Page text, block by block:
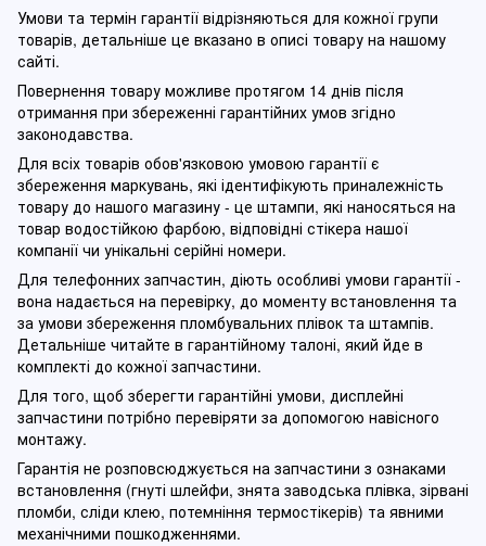
Умови та термін гарантії відрізняються для кожної групи
товарів, детальніше це вказано в описі товару на нашому
сайті.
Повернення товару можливе протягом 14 днів після
отримання при збереженні гарантійних умов згідно
законодавства.
Для всіх товарів обов'язковою умовою гарантії є
збереження маркувань, які ідентифікують приналежність
товару до нашого магазину - це штампи, які наносяться на
товар водостійкою фарбою, відповідні стікера нашої
компанії чи унікальні серійні номери.
Для телефонних запчастин, діють особливі умови гарантії -
вона надається на перевірку, до моменту встановлення та
за умови збереження пломбувальних плівок та штампів.
Детальніше читайте в гарантійному талоні, який йде в
комплекті до кожної запчастини.
Для того, щоб зберегти гарантійні умови, дисплейні
запчастини потрібно перевіряти за допомогою навісного
монтажу.
Гарантія не розповсюджується на запчастини з ознаками
встановлення (гнуті шлейфи, знята заводська плівка, зірвані
пломби, сліди клею, потемніння термостікерів) та явними
механічними пошкодженнями.